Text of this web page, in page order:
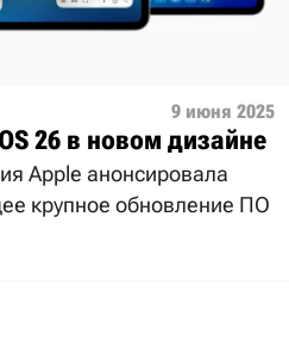
9 июня 2025
26 в новом дизайне
Apple анонсировала
крупное обновление ПО